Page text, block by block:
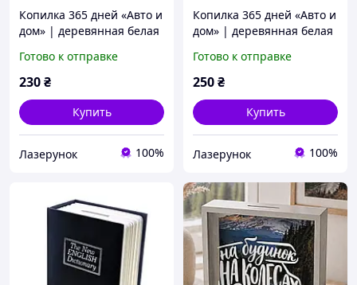
Копилка 365 дней «Авто и
дом» | деревянная белая
(L, 30×20×10 см)
Готово к отправке
230₴
Купить
Лазерунок 100%
Копилка 365 дней «Авто и
дом» | деревянная белая
(M, 20×13×7 см)
Готово к отправке
250₴
Купить
Лазерунок 100%